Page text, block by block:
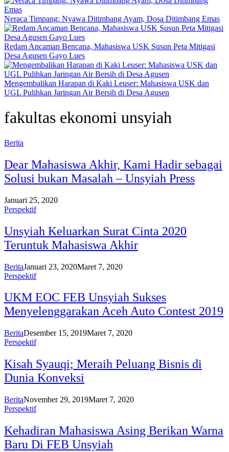
Neraca Timpang: Nyawa Ditimbang Ayam, Dosa Ditimbang Emas
Redam Ancaman Bencana, Mahasiswa USK Susun Peta Mitigasi
Desa Agusen Gayo Lues
Mengembalikan Harapan di Kaki Leuser: Mahasiswa USK dan
UGL Pulihkan Jaringan Air Bersih di Desa Agusen
fakultas ekonomi unsyiah
Berita
Dear Mahasiswa Akhir, Kami Hadir sebagai
Solusi bukan Masalah – Unsyiah Press
Januari 25, 2020
Perspektif
Unsyiah Keluarkan Surat Cinta 2020
Teruntuk Mahasiswa Akhir
BeritaJanuari 23, 2020Maret 7, 2020
Perspektif
UKM EOC FEB Unsyiah Sukses
Menyelenggarakan Aceh Auto Contest 2019
BeritaDesember 15, 2019Maret 7, 2020
Perspektif
Kisah Syauqi; Meraih Peluang Bisnis di
Dunia Konveksi
BeritaNovember 29, 2019Maret 7, 2020
Perspektif
Kehadiran Mahasiswa Asing Berikan Warna
Baru Di FEB Unsyiah